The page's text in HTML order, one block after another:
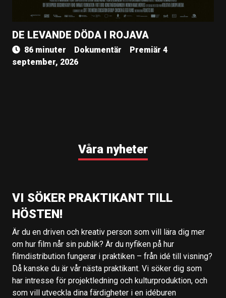
DE LEVANDE DÖDA I ROJAVA
86 minuter Dokumentär
Premiär 4
september, 2026
Våra nyheter
VI SÖKER PRAKTIKANT TILL
HÖSTEN!
Är du en driven och kreativ person som vill lära dig mer
om hur film når sin publik? Är du nyfiken på hur
filmdistribution fungerar i praktiken – från idé till visning?
Då kanske du är vår nästa praktikant. Vi söker dig som
har intresse för projektledning och kulturproduktion, och
som vill utveckla dina färdigheter i en idéburen